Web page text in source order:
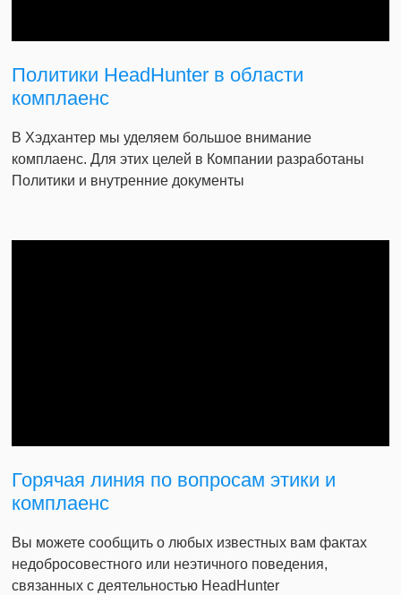
Политики HeadHunter в области
комплаенс
В Хэдхантер мы уделяем большое внимание
комплаенс. Для этих целей в Компании разработаны
Политики и внутренние документы
Горячая линия по вопросам этики и
комплаенс
Вы можете сообщить о любых известных вам фактах
недобросовестного или неэтичного поведения,
связанных с деятельностью HeadHunter